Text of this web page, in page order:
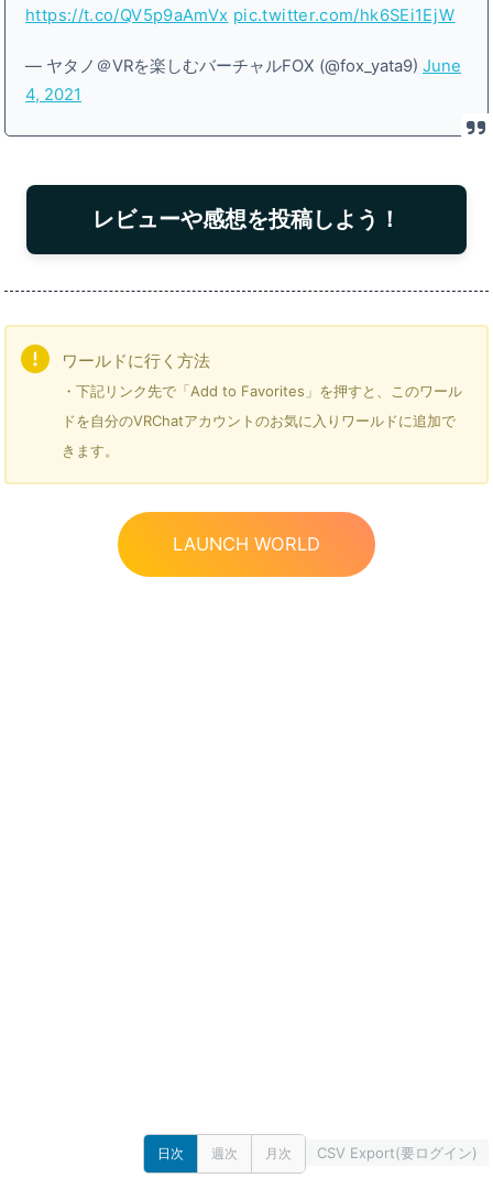
https://t.co/QV5p9aAmVx pic.twitter.com/hk6SEi1EjW
— ヤタノ＠VRを楽しむバーチャルFOX (@fox_yata9)June
4, 2021
レビューや感想を投稿しよう！
ワールドに行く方法
・下記リンク先で「Add to Favorites」を押すと、このワール
ドを自分のVRChatアカウントのお気に入りワールドに追加で
きます。
LAUNCH WORLD
日次 週次 月次 CSV Export(要ログイン)